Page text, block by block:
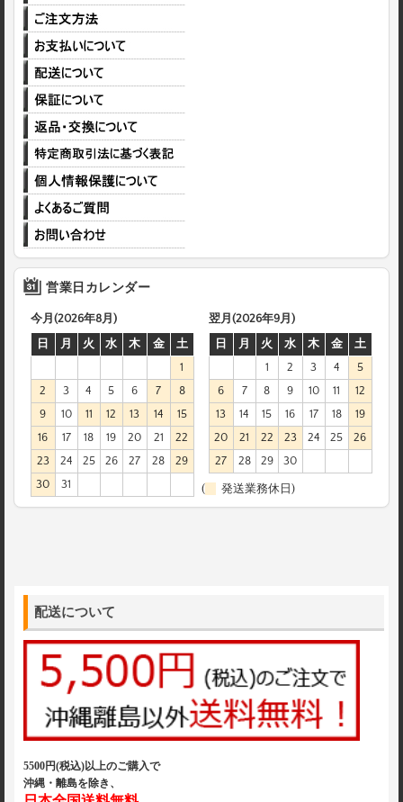
営業日カレンダー
今月(2026年8月)
日
月 火 水 木 金
土
1
2
3 4 5 6 7
8
9
10 11 12 13 14
15
16
17 18 19 20 21
22
23
24 25 26 27 28
29
30
31
翌月(2026年9月)
日
月 火 水 木 金
土
1
2 3 4
5
6
7 8 9 10 11
12
13
14 15 16 17 18
19
20
21 22 23 24 25
26
27
28 29 30
( 発送業務休日)
配送について
5500円(税込)以上のご購入で
沖縄・離島を除き、